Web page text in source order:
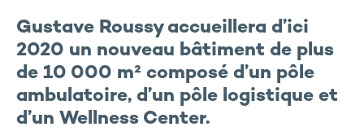
Gustave Roussy accueillera d’ici
2020 un nouveau bâtiment de plus
de 10 000 m² composé d’un pôle
ambulatoire, d’un pôle logistique et
d’un Wellness Center.